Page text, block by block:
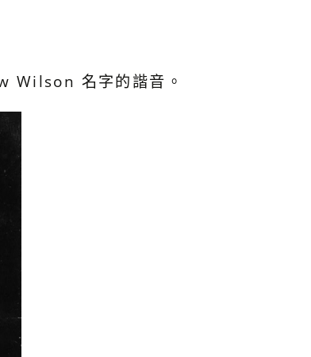
Wilson 名字的諧音。